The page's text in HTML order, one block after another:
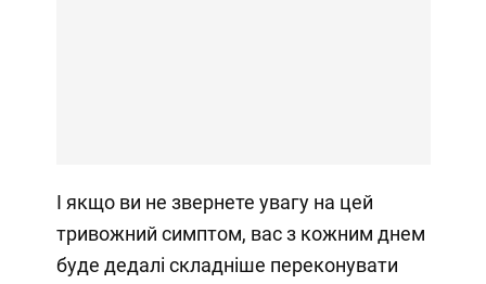
І якщо ви не звернете увагу на цей
тривожний симптом, вас з кожним днем
буде дедалі складніше переконувати